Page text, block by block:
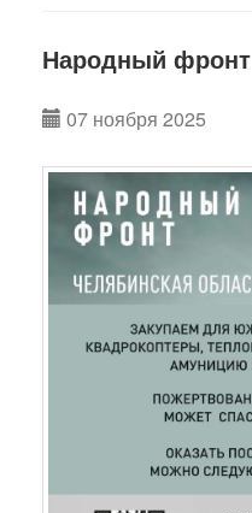
Народный фронт
07 ноября 2025